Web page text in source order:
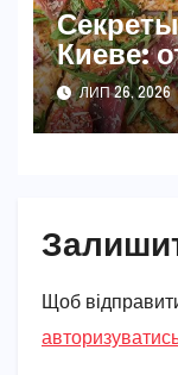
Киеве:
начинок
ЛИП 26, 2026
Щоб